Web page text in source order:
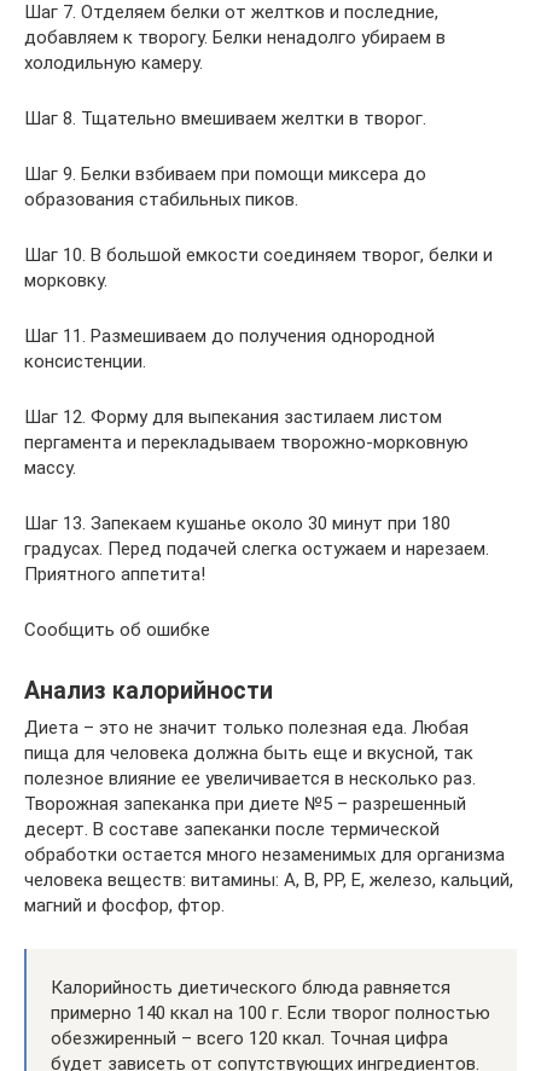
Шаг 7. Отделяем белки от желтков и последние,
добавляем к творогу. Белки ненадолго убираем в
холодильную камеру.
Шаг 8. Тщательно вмешиваем желтки в творог.
Шаг 9. Белки взбиваем при помощи миксера до
образования стабильных пиков.
Шаг 10. В большой емкости соединяем творог, белки и
морковку.
Шаг 11. Размешиваем до получения однородной
консистенции.
Шаг 12. Форму для выпекания застилаем листом
пергамента и перекладываем творожно-морковную
массу.
Шаг 13. Запекаем кушанье около 30 минут при 180
градусах. Перед подачей слегка остужаем и нарезаем.
Приятного аппетита!
Сообщить об ошибке
Анализ калорийности
Диета – это не значит только полезная еда. Любая
пища для человека должна быть еще и вкусной, так
полезное влияние ее увеличивается в несколько раз.
Творожная запеканка при диете №5 – разрешенный
десерт. В составе запеканки после термической
обработки остается много незаменимых для организма
человека веществ: витамины: А, В, РР, Е, железо, кальций,
магний и фосфор, фтор.
Калорийность диетического блюда равняется
примерно 140 ккал на 100 г. Если творог полностью
обезжиренный – всего 120 ккал. Точная цифра
будет зависеть от сопутствующих ингредиентов.